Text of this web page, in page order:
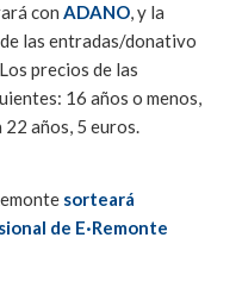
con ADANO, y la
las entradas/donativo
precios de las
16 años o menos,
años, 5 euros.
sorteará
de E·Remonte